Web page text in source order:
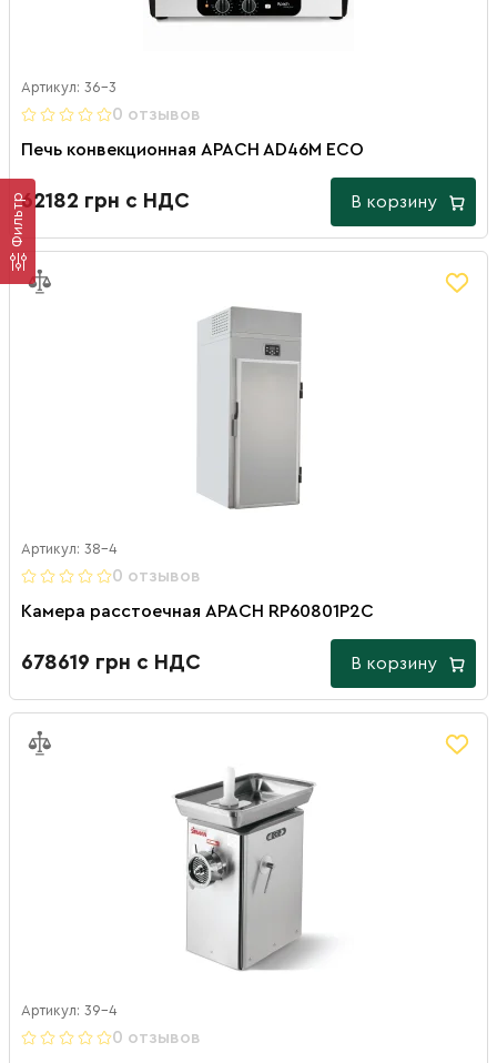
Фильтр
Артикул: 36-3
0 отзывов
Печь конвекционная APACH AD46M ECO
62182 грн с НДС В корзину
Артикул: 38-4
0 отзывов
Камера расстоечная APACH RP60801P2C
678619 грн с НДС В корзину
Артикул: 39-4
0 отзывов